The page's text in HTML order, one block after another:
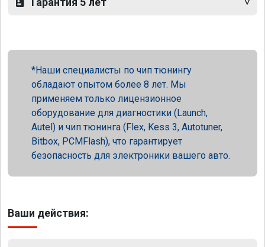
Наши специалисты по чип тюнингу
обладают опытом более 8 лет. Мы
применяем только лицензионное
оборудование для диагностики (Launch,
Autel) и чип тюнинга (Flex, Kess 3, Autotuner,
Bitbox, PCMFlash), что гарантирует
безопасность для электроники вашего авто.
Ваши действия: